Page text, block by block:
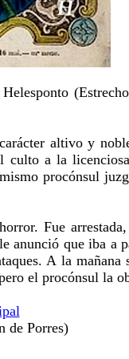
altivo y
culto a la
procónsul
Fue
que iba a
A la
el procónsul la
de Porres)